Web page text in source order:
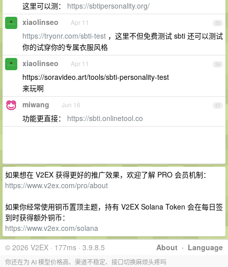
这里可以测： https://sbtipersonality.org/
55
xiaolinseo Apr 11
https://tryonr.com/sbti-test ，这里不但免费测试 sbti 还可以测试
你的试穿你的专属衣服风格
56
xiaolinseo Apr 11
https://soravideo.art/tools/sbti-personality-test
来玩啊
57
miwang Jun 16
功能更直接： https://sbti.onlinetool.co
如果想在 V2EX 获得更好的推广效果，欢迎了解 PRO 会员机制：
https://www.v2ex.com/pro/about
如果你经常使用铜币置顶主题，持有 V2EX Solana Token 会在每日签
到时获得额外铜币：
https://www.v2ex.com/solana
About · Language
© 2026 V2EX · 177ms · 3.9.8.5
你还在为 AI 模型价格高、渠道不稳定、接口切换麻烦头疼吗